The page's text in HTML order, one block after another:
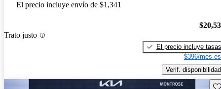
El precio incluye envío de $1,341
Trato justo
El precio incluye tasas
$396/mes
Verif. disponibilidad